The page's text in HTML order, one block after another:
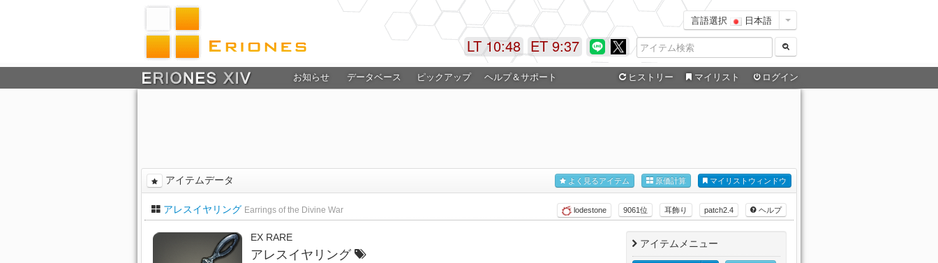
言語選択 日本語
ET 9:37
LT 10:48
お知らせ データベース ピックアップ ヘルプ＆サポート ヒストリー マイリスト ログイン
アイテムデータ マイリストウィンドウ
原価計算
よく見るアイテム
アレスイヤリング Earrings of the Divine War ヘルプ
patch2.4
耳飾り
9061位
lodestone
EX RARE
アレスイヤリング
アイテムメニュー